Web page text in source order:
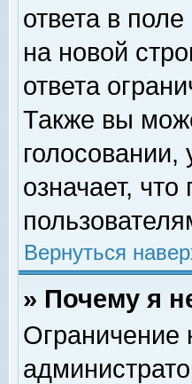
ответа в
на новой
ответа
Также вы
голосовании,
означает,
Вернуться
» Почему я
Ограничение